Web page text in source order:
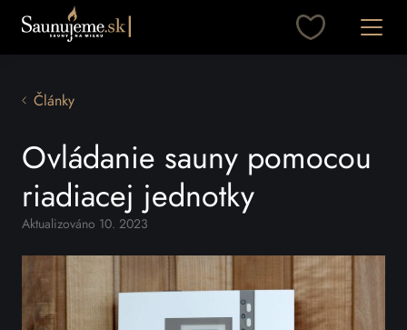
Články
Ovládanie sauny pomocou
riadiacej jednotky
Aktualizováno 10. 2023